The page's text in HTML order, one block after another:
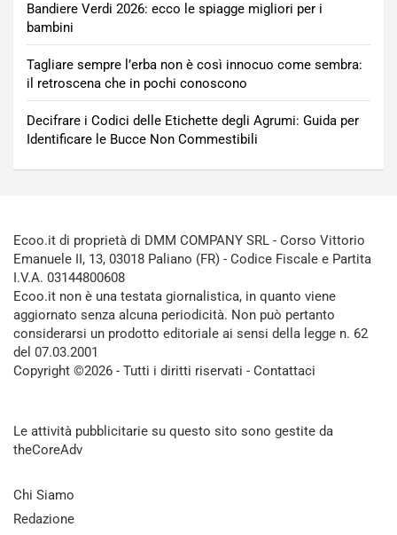
Bandiere Verdi 2026: ecco le spiagge migliori per i
bambini
Tagliare sempre l’erba non è così innocuo come sembra:
il retroscena che in pochi conoscono
Decifrare i Codici delle Etichette degli Agrumi: Guida per
Identificare le Bucce Non Commestibili
Ecoo.it di proprietà di DMM COMPANY SRL - Corso Vittorio
Emanuele II, 13, 03018 Paliano (FR) - Codice Fiscale e Partita
I.V.A. 03144800608
Ecoo.it non è una testata giornalistica, in quanto viene
aggiornato senza alcuna periodicità. Non può pertanto
considerarsi un prodotto editoriale ai sensi della legge n. 62
del 07.03.2001
Copyright ©2026 - Tutti i diritti riservati - Contattaci
Le attività pubblicitarie su questo sito sono gestite da
theCoreAdv
Chi Siamo
Redazione